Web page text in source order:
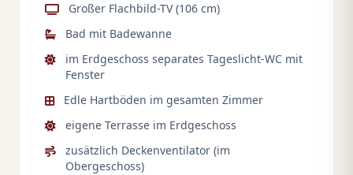
Großer Flachbild-TV (106 cm)
Bad mit Badewanne
im Erdgeschoss separates Tageslicht-WC mit
Fenster
Edle Hartböden im gesamten Zimmer
eigene Terrasse im Erdgeschoss
zusätzlich Deckenventilator (im
Obergeschoss)